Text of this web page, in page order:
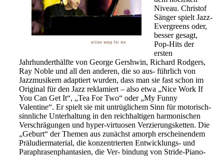
Niveau. Christof
Sänger spielt Jazz-
Evergreens oder,
besser gesagt,
Pop-Hits der
ersten
Jahrhunderthälfte von George Gershwin, Richard Rodgers,
Ray Noble und all den anderen, die so aus- führlich von
Jazzmusikern adaptiert wurden, dass man sie fast schon im
Original für den Jazz reklamiert – also etwa „Nice Work If
You Can Get It“, „Tea For Two“ oder „My Funny
Valentine“. Er spielt sie mit untrüglichem Sinn für motorisch-
sinnliche Unterhaltung in den reichhaltigen harmonischen
Verschrägungen und hyper-virtuosen Verzierungsketten. Die
„Geburt“ der Themen aus zunächst amorph erscheinendem
Präludiermaterial, die konzentrierten Entwicklungs- und
Paraphrasenphantasien, die Ver- bindung von Stride-Piano-